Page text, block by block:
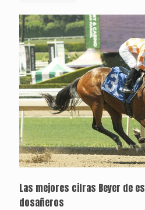
Las mejores cifras Beyer de
dosañeros